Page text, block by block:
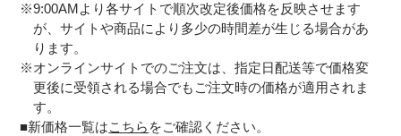
※9:00AMより各サイトで順次改定後価格を反映させます
が、サイトや商品により多少の時間差が生じる場合があ
ります。
※オンラインサイトでのご注文は、指定日配送等で価格変
更後に受領される場合でもご注文時の価格が適用されま
す。
■新価格一覧はこちら をご確認ください。